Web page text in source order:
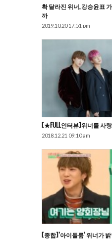
확 달라진 위너, 강승윤표
까
2019.10.20 17:51 pm
[★FULL인터뷰]위너를 사
2018.12.21 09:10 am
[종합]’아이돌룸’ 위너가